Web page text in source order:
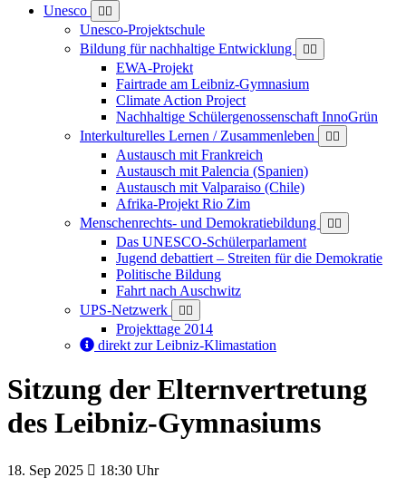
Unesco
Unesco-Projektschule
Bildung für nachhaltige Entwicklung
EWA-Projekt
Fairtrade am Leibniz-Gymnasium
Climate Action Project
Nachhaltige Schülergenossenschaft InnoGrün
Interkulturelles Lernen / Zusammenleben
Austausch mit Frankreich
Austausch mit Palencia (Spanien)
Austausch mit Valparaiso (Chile)
Afrika-Projekt Rio Zim
Menschenrechts- und Demokratiebildung
Das UNESCO-Schülerparlament
Jugend debattiert – Streiten für die Demokratie
Politische Bildung
Fahrt nach Auschwitz
UPS-Netzwerk
Projekttage 2014
direkt zur Leibniz-Klimastation
Sitzung der Elternvertretung
des Leibniz-Gymnasiums
Beginn:
18. Sep 2025 Ab
18:30 Uhr